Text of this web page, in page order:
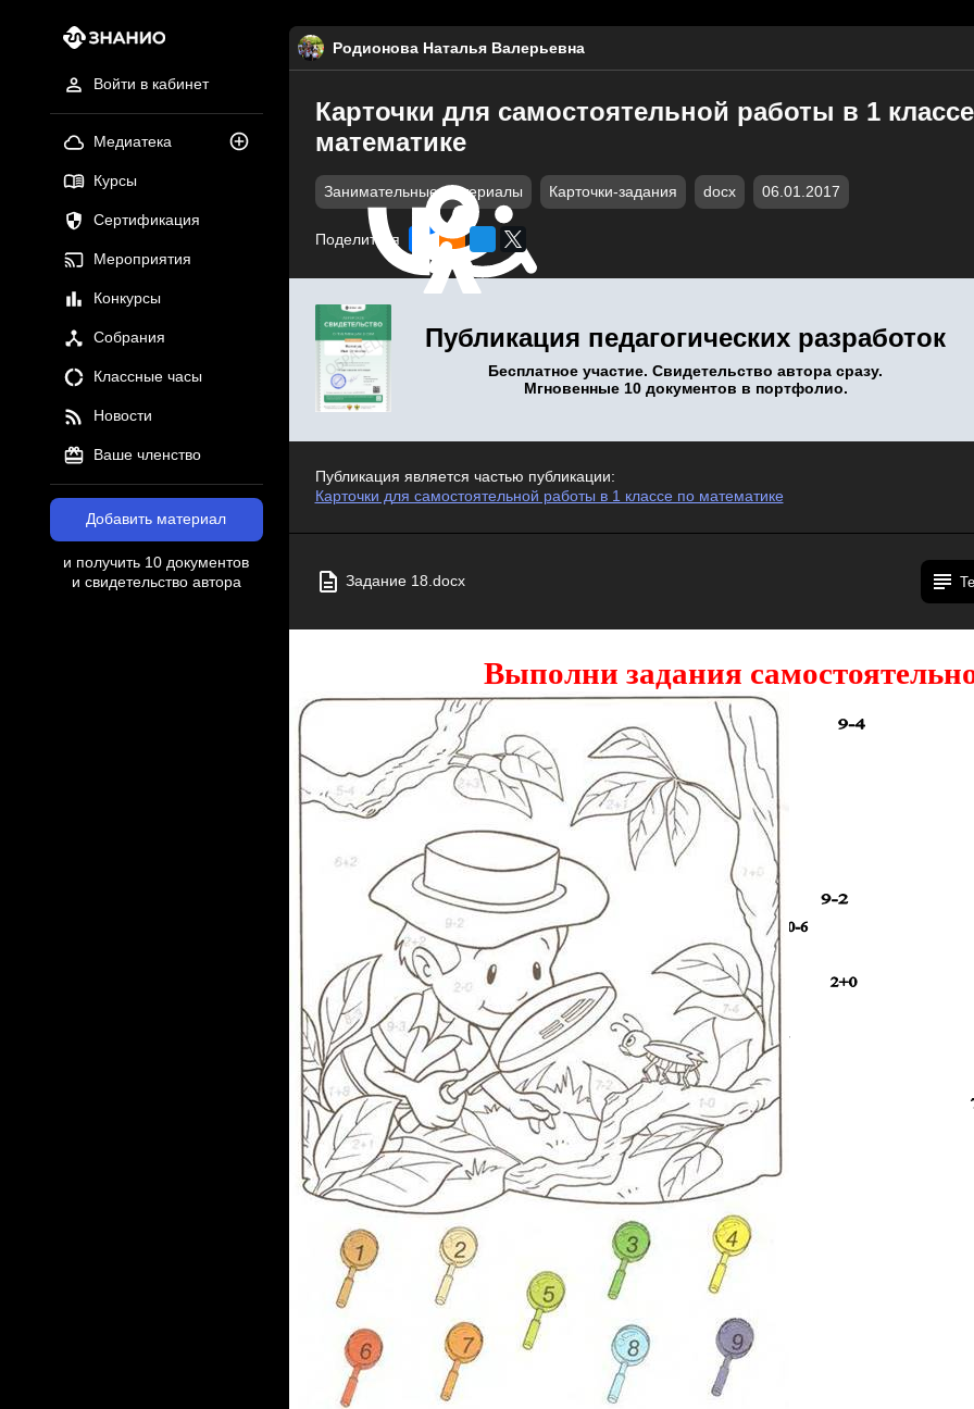
Войти в кабинет
Медиатека
Курсы
Сертификация
Мероприятия
Конкурсы
Собрания
Классные часы
Новости
Ваше членство
Добавить материал
и получить 10 документов
и свидетельство автора
Родионова Наталья Валерьевна
Карточки для самостоятельной работы в 1
математике
Занимательные материалы Карточки-задания docx 06.01.2017
Поделиться
Публикация педагогических разработок
Бесплатное участие. Свидетельство автора сразу.
Мгновенные 10 документов в портфолио.
Публикация является частью публикации:
Карточки для самостоятельной работы в 1 классе по математике
Задание 18.docx
Выполни задания
1. Реши примеры и разукрась рисунок: